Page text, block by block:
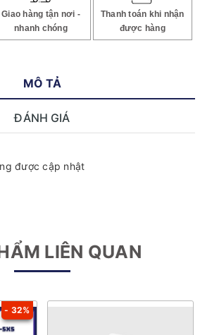
Giao hàng tận nơi -
nhanh chóng
Thanh toán khi nhận
được hàng
MÔ TẢ
ĐÁNH GIÁ
được cập nhật
LIÊN QUAN
- 32%